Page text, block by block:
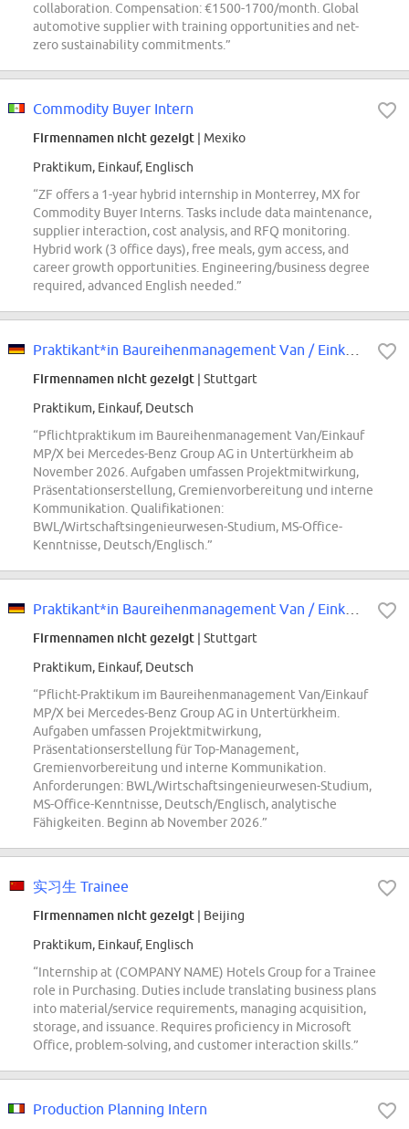
collaboration. Compensation: €1500-1700/month. Global
automotive supplier with training opportunities and net-
zero sustainability commitments.”
Commodity Buyer Intern
Firmennamen nicht gezeigt | Mexiko
Praktikum, Einkauf, Englisch
“ZF offers a 1-year hybrid internship in Monterrey, MX for
Commodity Buyer Interns. Tasks include data maintenance,
supplier interaction, cost analysis, and RFQ monitoring.
Hybrid work (3 office days), free meals, gym access, and
career growth opportunities. Engineering/business degree
required, advanced English needed.”
Firmennamen nicht gezeigt | Stuttgart
Praktikum, Einkauf, Deutsch
“Pflichtpraktikum im Baureihenmanagement Van/Einkauf
MP/X bei Mercedes-Benz Group AG in Untertürkheim ab
November 2026. Aufgaben umfassen Projektmitwirkung,
Präsentationserstellung, Gremienvorbereitung und interne
Kommunikation. Qualifikationen:
BWL/Wirtschaftsingenieurwesen-Studium, MS-Office-
Kenntnisse, Deutsch/Englisch.”
Firmennamen nicht gezeigt | Stuttgart
Praktikum, Einkauf, Deutsch
“Pflicht-Praktikum im Baureihenmanagement Van/Einkauf
MP/X bei Mercedes-Benz Group AG in Untertürkheim.
Aufgaben umfassen Projektmitwirkung,
Präsentationserstellung für Top-Management,
Gremienvorbereitung und interne Kommunikation.
Anforderungen: BWL/Wirtschaftsingenieurwesen-Studium,
MS-Office-Kenntnisse, Deutsch/Englisch, analytische
Fähigkeiten. Beginn ab November 2026.”
实习生 Trainee
Firmennamen nicht gezeigt | Beijing
Praktikum, Einkauf, Englisch
“Internship at (COMPANY NAME) Hotels Group for a Trainee
role in Purchasing. Duties include translating business plans
into material/service requirements, managing acquisition,
storage, and issuance. Requires proficiency in Microsoft
Office, problem-solving, and customer interaction skills.”
Production Planning Intern